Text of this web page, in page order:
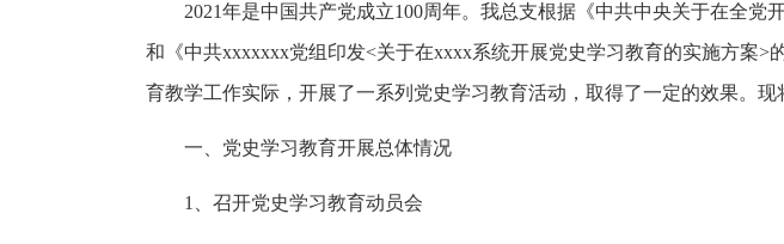
2021年是中国共产党成立100周年。我总支根据《中共中央关于在全党
和《中共xxxxxxx党组印发<关于在xxxx系统开展党史学习教育的实施方案>
育教学工作实际，开展了一系列党史学习教育活动，取得了一定的效果。现
一、党史学习教育开展总体情况
1、召开党史学习教育动员会